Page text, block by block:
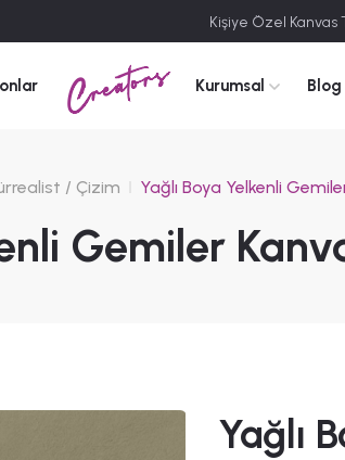
Kişiye Özel Kanvas
Creators Kurumsal Blog
/ Çizim Yağlı Boya Yelkenli
Gemiler
Yağlı